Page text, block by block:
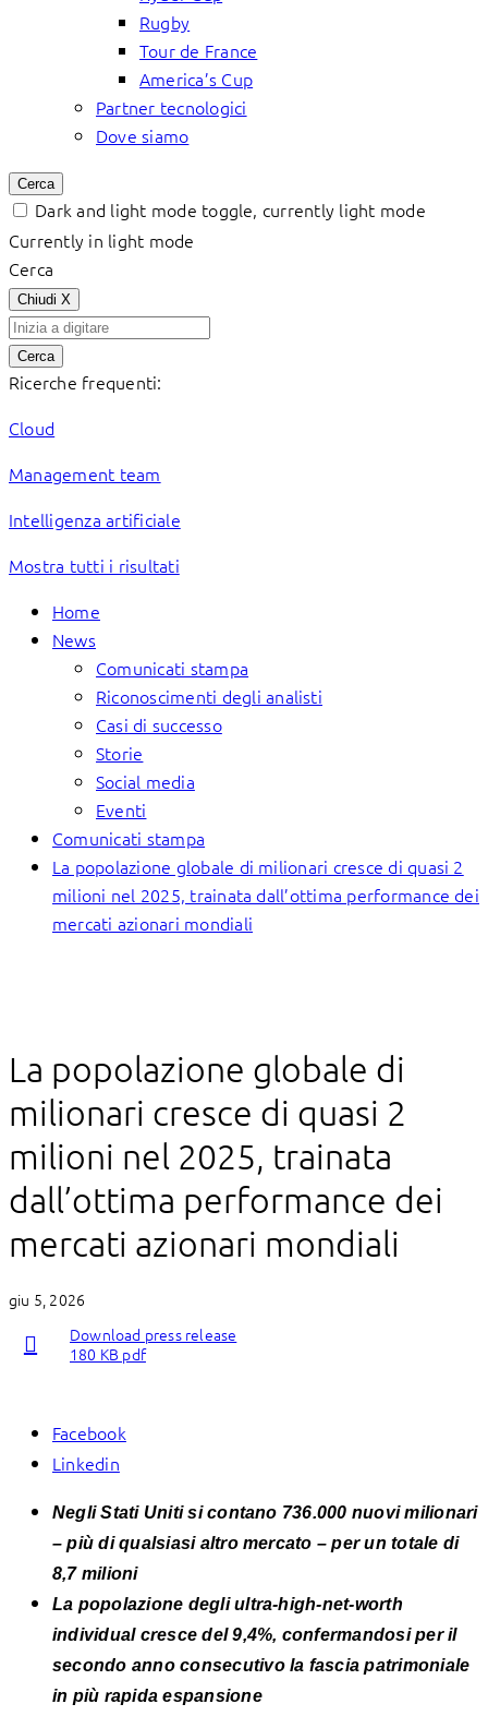
Rugby
Tour de France
America’s Cup
Partner tecnologici
Dove siamo
Cerca
Dark and light mode toggle, currently light mode
Currently in light mode
Cerca
Chiudi X
Cerca
Ricerche frequenti:
Cloud
Management team
Intelligenza artificiale
Mostra tutti i risultati
Home
News
Comunicati stampa
Riconoscimenti degli analisti
Casi di successo
Storie
Social media
Eventi
Comunicati stampa
La popolazione globale di milionari cresce di quasi 2
milioni nel 2025, trainata dall’ottima performance dei
mercati azionari mondiali
La popolazione globale di
milionari cresce di quasi 2
milioni nel 2025, trainata
dall’ottima performance dei
mercati azionari mondiali
giu 5, 2026
Download press release
180 KB pdf
Facebook
Linkedin
Negli Stati Uniti si contano 736.000 nuovi milionari
– più di qualsiasi altro mercato – per un totale di
8,7 milioni
La popolazione degli ultra-high-net-worth
individual cresce del 9,4%, confermandosi per il
secondo anno consecutivo la fascia patrimoniale
in più rapida espansione